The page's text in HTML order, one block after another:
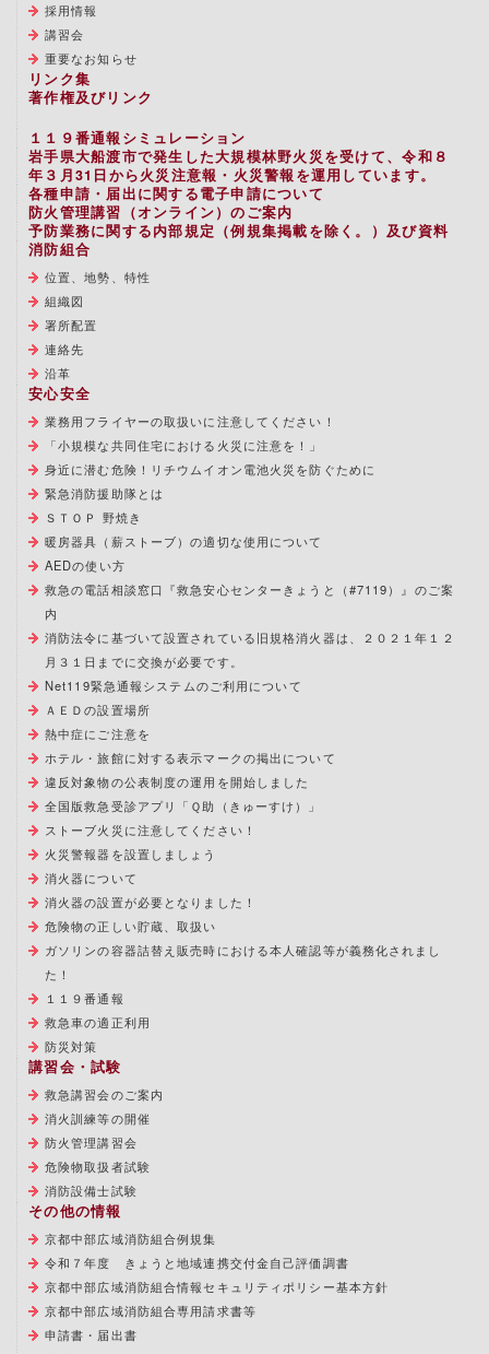
採用情報
講習会
重要なお知らせ
リンク集
著作権及びリンク
１１９番通報シミュレーション
岩手県大船渡市で発生した大規模林野火災を受けて、令和８
年３月31日から火災注意報・火災警報を運用しています。
各種申請・届出に関する電子申請について
防火管理講習（オンライン）のご案内
予防業務に関する内部規定（例規集掲載を除く。）及び資料
消防組合
位置、地勢、特性
組織図
署所配置
連絡先
沿革
安心安全
業務用フライヤーの取扱いに注意してください！
「小規模な共同住宅における火災に注意を！」
身近に潜む危険！リチウムイオン電池火災を防ぐために
緊急消防援助隊とは
ＳＴＯＰ 野焼き
暖房器具（薪ストーブ）の適切な使用について
AEDの使い方
救急の電話相談窓口『救急安心センターきょうと（#7119）』のご案
内
消防法令に基づいて設置されている旧規格消火器は、２０２１年１２
月３１日までに交換が必要です。
Net119緊急通報システムのご利用について
ＡＥＤの設置場所
熱中症にご注意を
ホテル・旅館に対する表示マークの掲出について
違反対象物の公表制度の運用を開始しました
全国版救急受診アプリ「Ｑ助（きゅーすけ）」
ストーブ火災に注意してください！
火災警報器を設置しましょう
消火器について
消火器の設置が必要となりました！
危険物の正しい貯蔵、取扱い
ガソリンの容器詰替え販売時における本人確認等が義務化されまし
た！
１１９番通報
救急車の適正利用
防災対策
講習会・試験
救急講習会のご案内
消火訓練等の開催
防火管理講習会
危険物取扱者試験
消防設備士試験
その他の情報
京都中部広域消防組合例規集
令和７年度 きょうと地域連携交付金自己評価調書
京都中部広域消防組合情報セキュリティポリシー基本方針
京都中部広域消防組合専用請求書等
申請書・届出書